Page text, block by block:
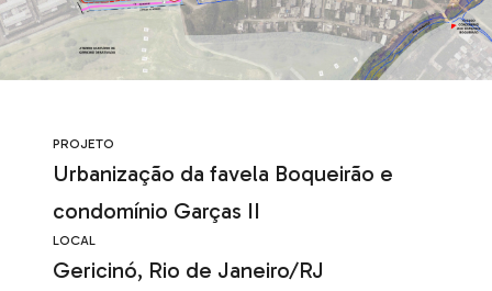
PROJETO
Urbanização da favela Boqueirão e
condomínio Garças II
LOCAL
Gericinó, Rio de Janeiro/RJ